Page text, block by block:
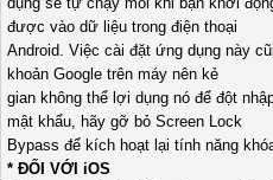
được vào dữ liệu trong điện thoại
Android. Việc cài đặt ứng dụng này
khoản Google trên máy nên kẻ
gian không thể lợi dụng nó để đột
mật khẩu, hãy gỡ bỏ Screen Lock
Bypass để kích hoạt lại tính năng
* ĐỐI VỚI iOS